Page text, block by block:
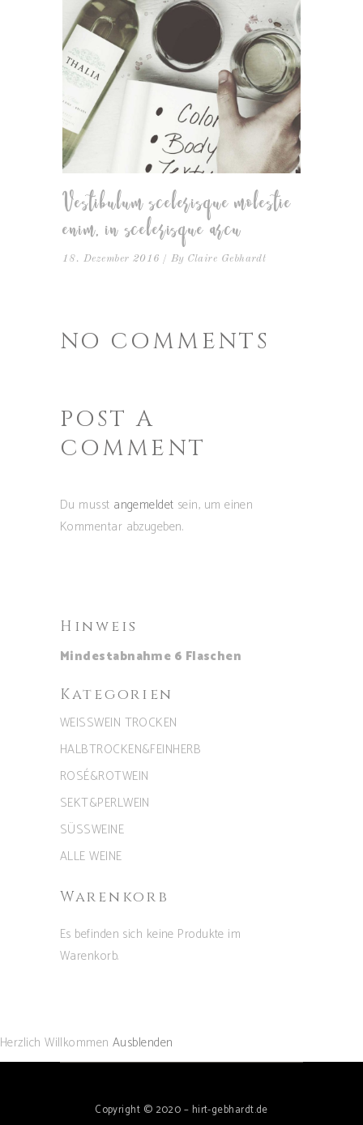
Vestibulum scelerisque molestie
enim, in scelerisque arcu
18. Dezember 2016 By Claire Gebhardt
NO COMMENTS
POST A
COMMENT
Du musst angemeldet sein, um einen
Kommentar abzugeben.
Hinweis
Mindestabnahme 6 Flaschen
Kategorien
WEISSWEIN TROCKEN
HALBTROCKEN&FEINHERB
ROSÉ&ROTWEIN
SEKT&PERLWEIN
SÜSSWEINE
ALLE WEINE
Warenkorb
Es befinden sich keine Produkte im
Warenkorb.
Herzlich Willkommen Ausblenden
Copyright © 2020 – hirt-gebhardt.de